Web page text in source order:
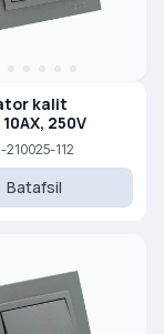
kalit
250V
210025-112
Batafsil